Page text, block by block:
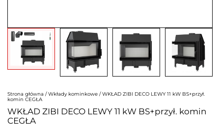
Strona główna /Wkłady kominkowe / WKŁAD ZIBI DECO LEWY 11 kW BS+przył.
komin CEGŁA
WKŁAD ZIBI DECO LEWY 11 kW BS+przył. komin
CEGŁA